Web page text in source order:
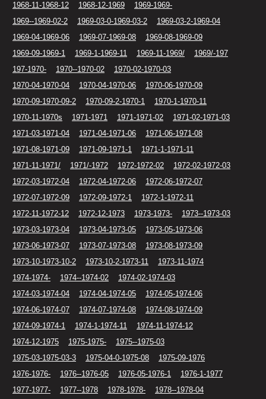
1968-11-1968-12
1968-12-1969
1969-1969-
1969--1969-02-2
1969-03-0-1969-03-2
1969-03-2-1969-04
1969-04-1969-06
1969-07-1969-08
1969-08-1969-09
1969-09-1969-1
1969-1-1969-11 1969-11-1969/
1969/-197
197-1970-
1970--1970-02
1970-02-1970-03
1970-04-1970-04
1970-04-1970-06
1970-06-1970-09
1970-09-1970-09-2
1970-09-2-1970-1
1970-1-1970-11
1970-11-1970s
1971-1971 1971-1971-02
1971-02-1971-03
1971-03-1971-04
1971-04-1971-06
1971-06-1971-08
1971-08-1971-09
1971-09-1971-1
1971-1-1971-11
1971-11-1971/
1971/-1972 1972-1972-02
1972-02-1972-03
1972-03-1972-04
1972-04-1972-06
1972-06-1972-07
1972-07-1972-09
1972-09-1972-1
1972-1-1972-11
1972-11-1972-12
1972-12-1973 1973-1973-
1973--1973-03
1973-03-1973-04
1973-04-1973-05
1973-05-1973-06
1973-06-1973-07
1973-07-1973-08
1973-08-1973-09
1973-10-1973-10-2
1973-10-2-1973-11
1973-11-1974
1974-1974-
1974--1974-02
1974-02-1974-03
1974-03-1974-04
1974-04-1974-05
1974-05-1974-06
1974-06-1974-07
1974-07-1974-08
1974-08-1974-09
1974-09-1974-1
1974-1-1974-11
1974-11-1974-12
1974-12-1975
1975-1975-
1975--1975-03
1975-03-1975-03-3
1975-04-0-1975-08
1975-09-1976
1976-1976-
1976--1976-05 1976-05-1976-1
1976-1-1977
1977-1977-
1977--1978 1978-1978-
1978--1978-04